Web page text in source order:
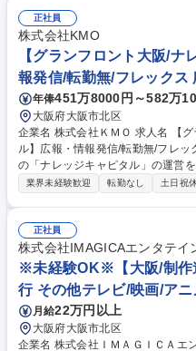
守計画立案■発注：仕様策定、発
ー・許認可取得・安全管理・工程管理・コスト管
水素事業（国内での水素受入・製造
正社員
株式会社KMO
【グランフロント大阪/ナ
報発信/転勤無/フレックス
年俸451万8000円～582万
大阪府大阪市北区
企業名 株式会社ＫＭＯ 求人名 【グランフロント大阪/ナレッジキャピタ
ル】広報・情報発信/転勤無/フレックス 仕事の内容 グランフロン
の「ナレッジキャピタル」の運営
を伝えるための広報業務をお任せ
成■各メディア関係者との折衝 他
し、施設やイベントの魅力を効果
方の広報に携わることが可能で、
ラシ等様々。ゆくゆくは販促物の
ことが可能なポジションです。 募集職種 【グランフロント大阪/ナレッジ
キャピタル】広報・情報発信/転勤
業界未経験歓迎 転勤なし 土日祝
正社員
株式会社IMAGICAエンタテイ
※未経験OK※【大阪/制作
行 その他テレビ/映画/アニ
月給22万円以上
大阪府大阪市北区
企業名 株式会社ＩＭＡＧＩＣＡエ